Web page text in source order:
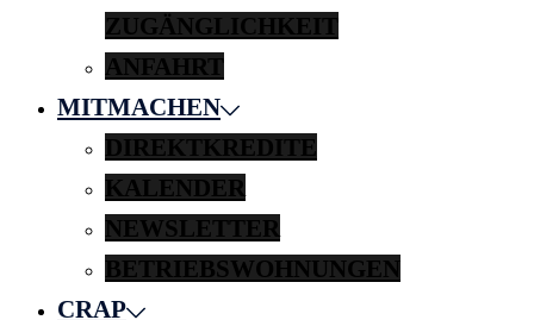
ZUGÄNGLICHKEIT
ANFAHRT
MITMACHEN
DIREKTKREDITE
KALENDER
NEWSLETTER
BETRIEBSWOHNUNGEN
CRAP